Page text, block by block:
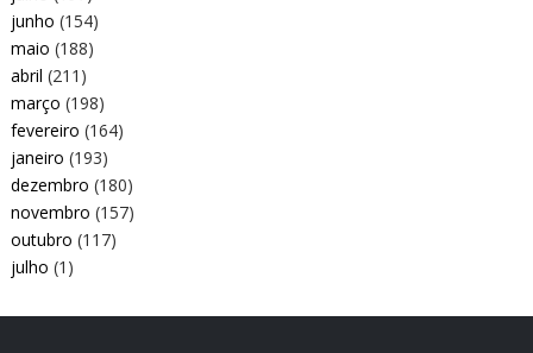
junho (154)
maio (188)
abril (211)
março (198)
fevereiro (164)
janeiro (193)
dezembro (180)
novembro (157)
outubro (117)
julho (1)